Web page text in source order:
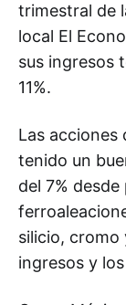
trimestral de
local El
sus ingresos
11%.
Las acciones
tenido un
del 7%
silicio, cromo
ingresos y